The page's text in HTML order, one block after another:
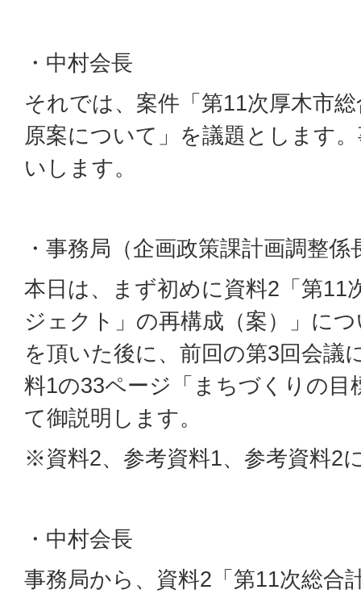
・中村会長
それでは、案件「第11次厚木市
原案について」を議題とします
いします。
・事務局（企画政策課計画調整係
本日は、まず初めに資料2「第11
ジェクト」の再構成（案）」に
を頂いた後に、前回の第3回会議
料1の33ページ「まちづくりの目
て御説明します。
※資料2、参考資料1、参考資料2
・中村会長
事務局から、資料2「第11次総合